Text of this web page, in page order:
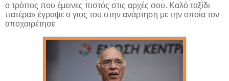
ο τρόπος που έμεινες πιστός στις αρχές σου. Καλό ταξίδι
πατέρα» έγραψε ο γιος του στην ανάρτηση με την οποία τον
αποχαιρέτησε